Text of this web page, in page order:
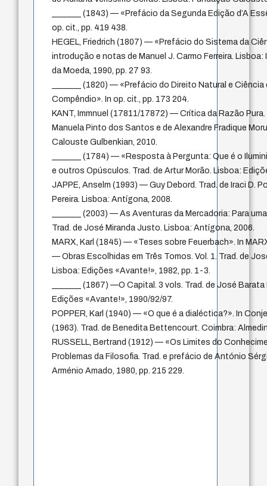
_______ (1843) — «Prefácio da Segunda Edição d’A
op. cit., pp. 419 438.
HEGEL, Friedrich (1807) — «Prefácio do Sistema da
introdução e notas de Manuel J. Carmo Ferreira.
da Moeda, 1990, pp. 27 93.
_______ (1820) — «Prefácio do Direito Natural e
Compêndio». In op. cit., pp. 173 204.
KANT, Immnuel (17811/17872) — Crítica da Razão Pura.
Manuela Pinto dos Santos e de Alexandre Fradique
Calouste Gulbenkian, 2010.
_______ (1784) — «Resposta à Pergunta: Que é o
e outros Opúsculos. Trad. de Artur Morão. Lisboa:
JAPPE, Anselm (1993) — Guy Debord. Trad. de Iraci D.
Pereira. Lisboa: Antígona, 2008.
_______ (2003) — As Aventuras da Mercadoria: Para
Trad. de José Miranda Justo. Lisboa: Antígona, 2006.
MARX, Karl (1845) — «Teses sobre Feuerbach». In
— Obras Escolhidas em Três Tomos. Vol. 1. Trad. de
Lisboa: Edições «Avante!», 1982, pp. 1-3.
_______ (1867) —O Capital. 3 vols. Trad. de José
Edições «Avante!», 1990/92/97.
POPPER, Karl (1940) — «O que é a dialéctica?». In
(1963). Trad. de Benedita Bettencourt. Coimbra:
RUSSELL, Bertrand (1912) — «Os Limites do
Problemas da Filosofia. Trad. e prefácio de António
Arménio Amado, 1980, pp. 215 229.